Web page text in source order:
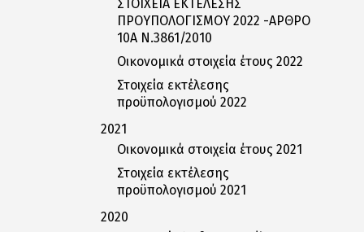
ΣΤΟΙΧΕΙΑ ΕΚΤΕΛΕΣΗΣ
ΠΡΟΥΠΟΛΟΓΙΣΜΟΥ 2022 -ΑΡΘΡΟ
10Α Ν.3861/2010
Οικονομικά στοιχεία έτους 2022
Στοιχεία εκτέλεσης
προϋπολογισμού 2022
2021
Οικονομικά στοιχεία έτους 2021
Στοιχεία εκτέλεσης
προϋπολογισμού 2021
2020